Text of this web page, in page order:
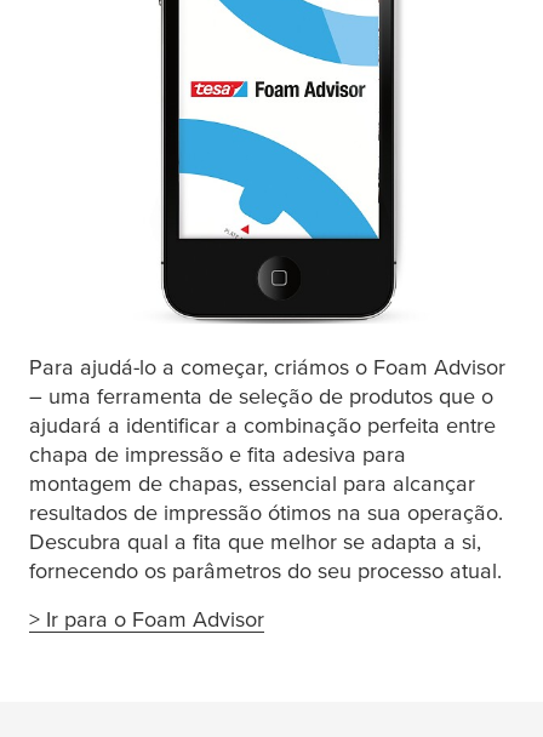
Para ajudá-lo a começar, criámos o Foam Advisor
– uma ferramenta de seleção de produtos que o
ajudará a identificar a combinação perfeita entre
chapa de impressão e fita adesiva para
montagem de chapas, essencial para alcançar
resultados de impressão ótimos na sua operação.
Descubra qual a fita que melhor se adapta a si,
fornecendo os parâmetros do seu processo atual.
> Ir para o Foam Advisor